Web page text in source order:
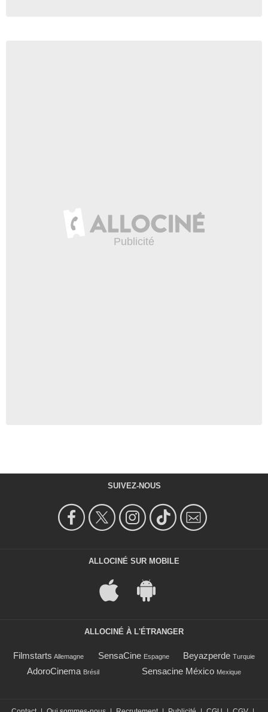
SUIVEZ-NOUS
ALLOCINÉ SUR MOBILE
ALLOCINÉ À L'ÉTRANGER
Filmstarts Allemagne SensaCine Espagne Beyazperde Turquie
AdoroCinema Brésil Sensacine México Mexique